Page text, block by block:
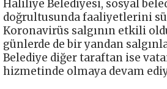
Haliliye Belediyesi, sosyal
doğrultusunda faaliyetlerini
Koronavirüs salgının etkili
günlerde de bir yandan
Belediye diğer taraftan ise
hizmetinde olmaya devam